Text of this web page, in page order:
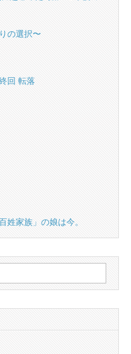
の選択〜
回 転落
姓家族」の娘は今。